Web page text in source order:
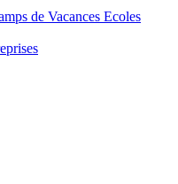
de Vacances Ecoles